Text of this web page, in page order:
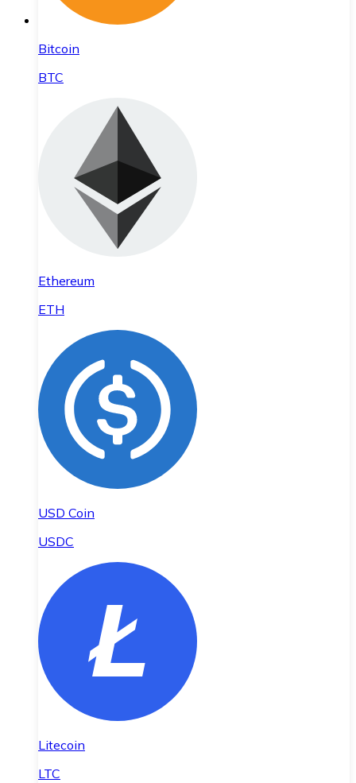
Bitcoin
BTC
Ethereum
ETH
USD Coin
USDC
Litecoin
LTC